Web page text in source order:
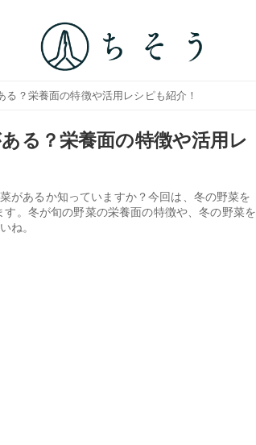
？栄養面の特徴や活用レシピも紹介！
る？栄養面の特徴や活用レ
があるか知っていますか？今回は、冬の野菜を
。冬が旬の野菜の栄養面の特徴や、冬の野菜を
ね。